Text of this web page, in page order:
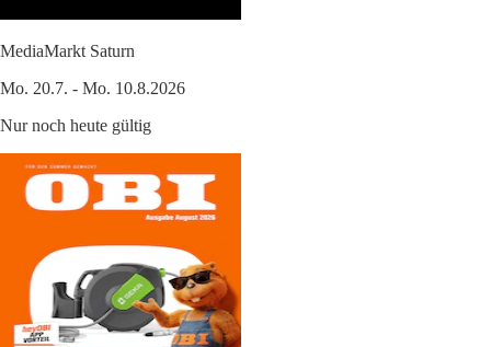
MediaMarkt Saturn
Mo. 20.7. - Mo. 10.8.2026
Nur noch heute gültig